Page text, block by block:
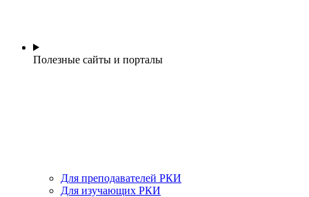
Полезные сайты и порталы
Для преподавателей РКИ
Для изучающих РКИ